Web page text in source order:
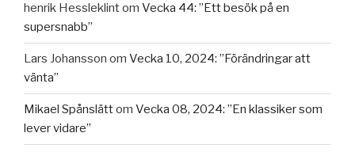
henrik Hessleklintom Vecka 44: ”Ett besök på en
supersnabb”
Lars Johansson om Vecka 10, 2024: ”Förändringar att
vänta”
Mikael Spånslättom Vecka 08, 2024: ”En klassiker som
lever vidare”